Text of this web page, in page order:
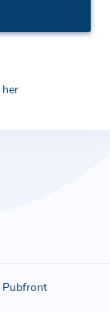
her
Pubfront